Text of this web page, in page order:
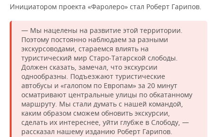
Инициатором проекта «Фаролеро» стал Роберт Гарипов.
— Мы нацелены на развитие этой территории.
Поэтому постоянно наблюдаем за разными
экскурсоводами, стараемся влиять на
туристический мир Старо-Татарской слободы.
Должен сказать, замечал, что экскурсии
однообразны. Подъезжают туристические
автобусы и «галопом по Европам» за 20 минут
осматривают центральные улицы по обкатанному
маршруту. Мы стали думать с нашей командой,
каким образом сможем обновить экскурсии,
сделать их интереснее, уйти глубже в Слободу, —
рассказал нашему изданию Роберт Гарипов.